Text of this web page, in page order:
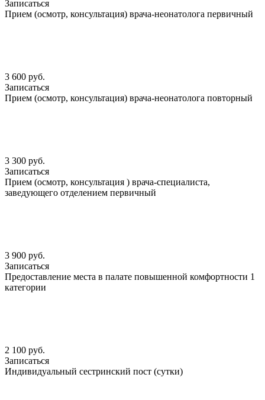
Записаться
Прием (осмотр, консультация) врача-неонатолога первичный
3 600 руб.
Записаться
Прием (осмотр, консультация) врача-неонатолога повторный
3 300 руб.
Записаться
Прием (осмотр, консультация ) врача-специалиста,
заведующего отделением первичный
3 900 руб.
Записаться
Предоставление места в палате повышенной комфортности 1
категории
2 100 руб.
Записаться
Индивидуальный сестринский пост (сутки)